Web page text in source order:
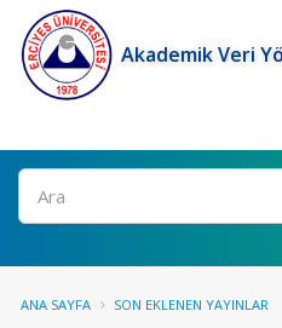
Akademik Veri
Ara
ANA SAYFA SON EKLENEN YAYINLAR